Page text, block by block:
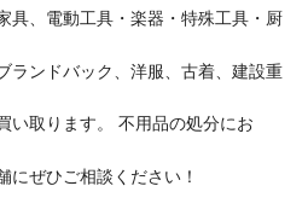
具、電動工具・楽器・特殊工具・厨
ランドバック、洋服、古着、建設重
い取ります。 不用品の処分にお
にぜひご相談ください！